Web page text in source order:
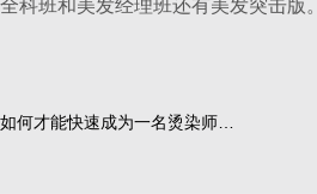
全科班和美发经理班还有美发突击版。
如何才能快速成为一名烫染师…